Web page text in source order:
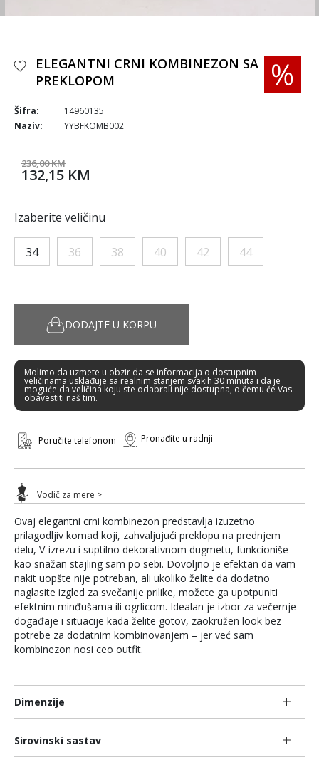
Ovaj elegantni crni kombinezon predstavlja izuzetno
prilagodljiv komad koji, zahvaljujući preklopu na prednjem
delu, V-izrezu i suptilno dekorativnom dugmetu, funkcioniše
kao snažan stajling sam po sebi. Dovoljno je efektan da vam
nakit uopšte nije potreban, ali ukoliko želite da dodatno
naglasite izgled za svečanije prilike, možete ga upotpuniti
efektnim minđušama ili ogrlicom. Idealan je izbor za večernje
događaje i situacije kada želite gotov, zaokružen look bez
potrebe za dodatnim kombinovanjem – jer već sam
kombinezon nosi ceo outfit.
Dimenzije
Sirovinski sastav
ELEGANTNI CRNI KOMBINEZON SA
PREKLOPOM
Šifra:
14960135
Naziv:
YYBFKOMB002
236,00 KM
132,15 KM
Izaberite veličinu
34 36 38 40 42 44
DODAJTE U KORPU
Molimo da uzmete u obzir da se informacija o dostupnim
veličinama usklađuje sa realnim stanjem svakih 30 minuta i da je
moguće da veličina koju ste odabrali nije dostupna, o čemu će Vas
obavestiti naš tim.
Poručite telefonom Pronađite u radnji
Vodič za mere >